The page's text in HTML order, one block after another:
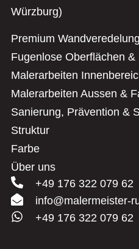
Würzburg)
Premium Wandveredelung
Fugenlose Oberflächen &
Malerarbeiten
Malerarbeiten Aussen &
Sanierung, Prävention &
Struktur
Farbe
Über uns
+49 176 322 079 62
info@malermeister-
+49 176 322 079 62